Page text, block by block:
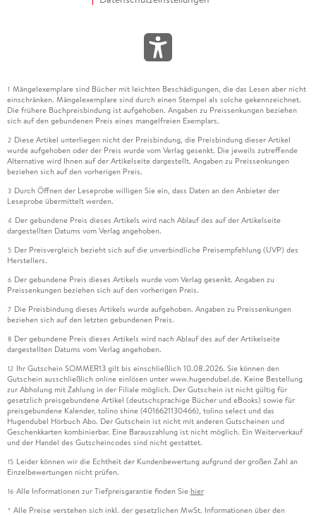
1 Mängelexemplare sind Bücher mit leichten Beschädigungen, die das Lesen aber nicht
einschränken. Mängelexemplare sind durch einen Stempel als solche gekennzeichnet.
Die frühere Buchpreisbindung ist aufgehoben. Angaben zu Preissenkungen beziehen
sich auf den gebundenen Preis eines mangelfreien Exemplars.
2 Diese Artikel unterliegen nicht der Preisbindung, die Preisbindung dieser Artikel
wurde aufgehoben oder der Preis wurde vom Verlag gesenkt. Die jeweils zutreffende
Alternative wird Ihnen auf der Artikelseite dargestellt. Angaben zu Preissenkungen
beziehen sich auf den vorherigen Preis.
3 Durch Öffnen der Leseprobe willigen Sie ein, dass Daten an den Anbieter der
Leseprobe übermittelt werden.
4 Der gebundene Preis dieses Artikels wird nach Ablauf des auf der Artikelseite
dargestellten Datums vom Verlag angehoben.
5 Der Preisvergleich bezieht sich auf die unverbindliche Preisempfehlung (UVP) des
Herstellers.
6 Der gebundene Preis dieses Artikels wurde vom Verlag gesenkt. Angaben zu
Preissenkungen beziehen sich auf den vorherigen Preis.
7 Die Preisbindung dieses Artikels wurde aufgehoben. Angaben zu Preissenkungen
beziehen sich auf den letzten gebundenen Preis.
8 Der gebundene Preis dieses Artikels wird nach Ablauf des auf der Artikelseite
dargestellten Datums vom Verlag angehoben.
12 Ihr Gutschein SOMMER13 gilt bis einschließlich 10.08.2026. Sie können den
Gutschein ausschließlich online einlösen unter www.hugendubel.de. Keine Bestellung
zur Abholung mit Zahlung in der Filiale möglich. Der Gutschein ist nicht gültig für
gesetzlich preisgebundene Artikel (deutschsprachige Bücher und eBooks) sowie für
preisgebundene Kalender, tolino shine (4016621130466), tolino select und das
Hugendubel Hörbuch Abo. Der Gutschein ist nicht mit anderen Gutscheinen und
Geschenkkarten kombinierbar. Eine Barauszahlung ist nicht möglich. Ein Weiterverkauf
und der Handel des Gutscheincodes sind nicht gestattet.
15 Leider können wir die Echtheit der Kundenbewertung aufgrund der großen Zahl an
Einzelbewertungen nicht prüfen.
16 Alle Informationen zur Tiefpreisgarantie finden Sie hier
* Alle Preise verstehen sich inkl. der gesetzlichen MwSt. Informationen über den